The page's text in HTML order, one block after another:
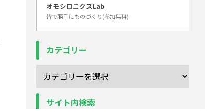
オモシロニクスLab
皆で勝手にものづくり(参加無料)
カテゴリー
サイト内検索